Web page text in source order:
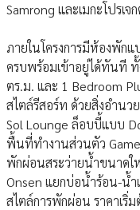
Samrong และเมกะโปรเ
ภายในโครงการมีห้องพัก
ครบพร้อมเข้าอยู่ได้ทันที
ตร.ม. และ 1 Bedroom
สไตล์รีสอร์ท ด้วยสิ่งอำน
Sol Lounge ล็อบบี้แบบ
พื้นที่ทำงานส่วนตัว
พักผ่อนสระว่ายน้ำขนาดใ
Onsen แยกบ่อน้ำร้อน-น้ำ
สไตล์การพักผ่อน ราคาเริ่